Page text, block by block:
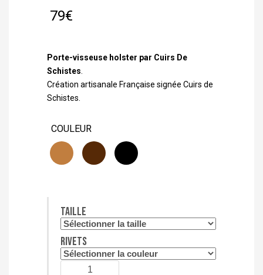
basé sur
notations
79€
Porte-visseuse holster par Cuirs De
Schistes
Création artisanale Française signée Cuirs de
Schistes.
COULEUR
Taille
Rivets
quantité